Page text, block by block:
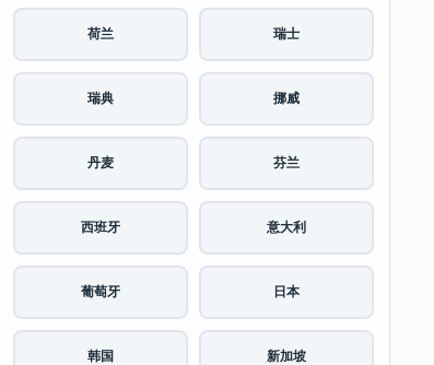
荷兰 瑞士
瑞典 挪威
丹麦 芬兰
西班牙 意大利
葡萄牙 日本
韩国 新加坡